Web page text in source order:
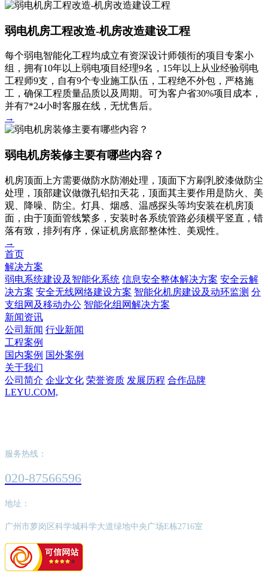
弱电机房工程改造-机房改造建设工程
每个弱电智能化工程均成立有资深设计师领衔的项目专案小
组，拥有10年以上弱电项目经理9名，15年以上从业经验弱电
工程师9支，自有9个专业施工队伍，工程绝不外包，严格施
工，确保工程质量品质以及周期。可为客户省30%项目成本，
并有7*24小时客服在线，无忧售后。
→
弱电机房装修主要有哪些内容？
机房顶面上方需要做防水防潮处理，顶面下方刷乳胶漆做防尘
处理，顶部建议做微孔铝扣天花，顶面其主要作用是防火、美
观、降噪、防尘。灯具、烟感、温感探头等均安装在机房顶
面，由于顶面管线繁多，安装时各系统管路必须横平竖直，错
落有致，排列有序，保证机房底部整体性、美观性。
→
首页
解决方案
弱电系统建设及智能化系统 信息安全整体解决方案 安全云解
决方案 安全无线网络建设方案 智能化机房建设及动环监测 分
支组网及移动办公 智能化组网解决方案
新闻资讯
公司新闻 行业新闻
工程案例
国内案例 国外案例
关于我们
公司简介 企业文化 荣誉资质 发展历程 合作品牌
LEYU.COM,
服务热线：
020-87566596
地址：
广州市萝岗区科学城科学大道绿地中央广场E栋2716室